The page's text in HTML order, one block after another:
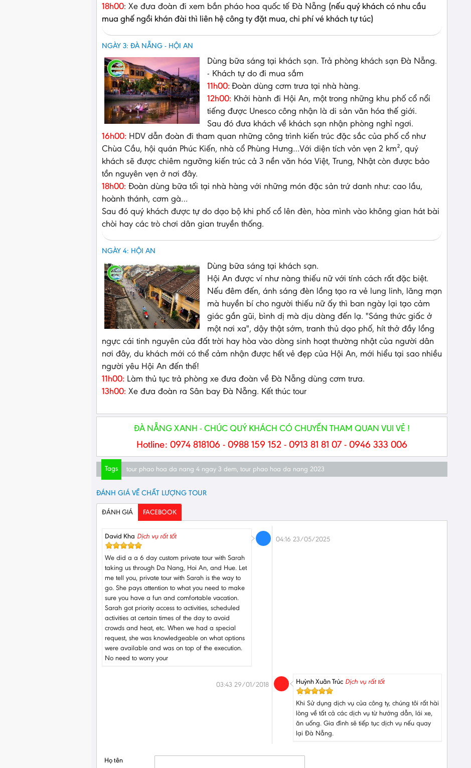
18h00: Xe đưa đoàn đi xem bắn pháo hoa quốc tế Đà Nẵng (nếu quý khách có nhu cầu
mua ghế ngồi khán đài thì liên hệ công ty đặt mua, chi phí vé khách tự túc)
NGÀY 3: ĐÀ NẴNG - HỘI AN
Dùng bữa sáng tại khách sạn. Trả phòng khách sạn Đà Nẵng.
- Khách tự do đi mua sắm
11h00: Đoàn dùng cơm trưa tại nhà hàng.
12h00: Khởi hành đi Hội An, một trong những khu phố cổ nổi
tiếng được Unesco công nhận là di sản văn hóa thế giới.
Sau đó đưa khách về khách sạn nhận phòng nghỉ ngơi.
16h00: HDV dẫn đoàn đi tham quan những công trình kiến trúc đặc sắc của phố cổ như
Chùa Cầu, hội quán Phúc Kiến, nhà cổ Phùng Hưng…Với diện tích vỏn vẹn 2 km², quý
khách sẽ được chiêm ngưỡng kiến trúc cả 3 nền văn hóa Việt, Trung, Nhật còn được bảo
tồn nguyên vẹn ở nơi đây.
18h00: Đoàn dùng bữa tối tại nhà hàng với những món đặc sản trứ danh như: cao lầu,
hoành thánh, cơm gà…
Sau đó quý khách được tự do dạo bộ khi phố cổ lên đèn, hòa mình vào không gian hát bài
chòi hay các trò chơi dân gian truyền thống.
NGÀY 4: HỘI AN
Dùng bữa sáng tại khách sạn.
Hội An được ví như nàng thiếu nữ với tính cách rất đặc biệt.
Nếu đêm đến, ánh sáng đèn lồng tạo ra vẻ lung linh, lãng mạn
mà huyền bí cho người thiếu nữ ấy thì ban ngày lại tạo cảm
giác gần gũi, bình dị mà dịu dàng đến lạ. "Sáng thức giấc ở
một nơi xa", dậy thật sớm, tranh thủ dạo phố, hít thở đầy lồng
ngực cái tinh nguyên của đất trời hay hòa vào dòng sinh hoạt thường nhật của người dân
nơi đây, du khách mới có thể cảm nhận được hết vẻ đẹp của Hội An, mới hiểu tại sao nhiều
người yêu Hội An đến thế!
11h00: Làm thủ tục trả phòng xe đưa đoàn về Đà Nẵng dùng cơm trưa.
13h00: Xe đưa đoàn ra Sân bay Đà Nẵng. Kết thúc tour
ĐÀ NẴNG XANH - CHÚC QUÝ KHÁCH CÓ CHUYẾN THAM QUAN VUI VẺ !
Hotline: 0974 818106 - 0988 159 152 - 0913 81 81 07 - 0946 333 006
Tags tour phao hoa da nang 4 ngay 3 dem, tour phao hoa da nang 2023
ĐÁNH GIÁ VỀ CHẤT LƯỢNG TOUR
ĐÁNH GIÁ FACEBOOK
David Kha Dịch vụ rất tốt
We did a a 6 day custom private tour with Sarah
taking us through Da Nang, Hoi An, and Hue. Let
me tell you, private tour with Sarah is the way to
go. She pays attention to what you need to make
sure you have a fun and comfortable vacation.
Sarah got priority access to activities, scheduled
activities at certain times of the day to avoid
crowds and heat, etc. When we had a special
request, she was knowledgeable on what options
were available and was on top of the execution.
No need to worry your
04:16 23/05/2025
Huỳnh Xuân Trúc Dịch vụ rất tốt
Khi Sử dụng dịch vụ của công ty, chúng tôi rất hài
lòng về tất cả các dịch vụ từ hướng dẫn, lái xe,
ăn uống. Gia đình sẽ tiếp tục dịch vụ nếu quay
lại Đà Nẵng.
03:43 29/01/2018
Họ tên